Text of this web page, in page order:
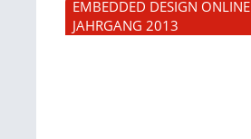
EMBEDDED DESIGN ONLINE
JAHRGANG 2013